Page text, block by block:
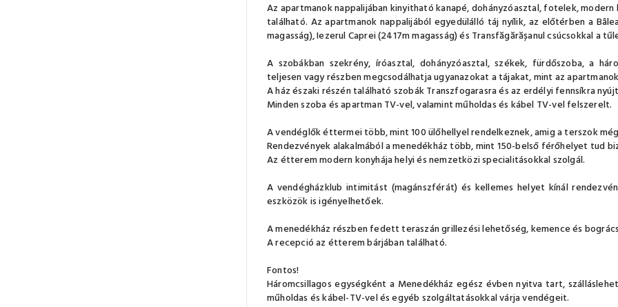
Az apartmanok nappalijában kinyitható kanapé, dohányzóasztal, fotelek,
található. Az apartmanok nappalijából egyedülálló táj nyílik, az előtérben a
magasság), Iezerul Caprei (2417m magasság) és Transfăgărășanul csúcsokkal a
A szobákban szekrény, íróasztal, dohányzóasztal, székek, fürdőszoba, a
teljesen vagy részben megcsodálhatja ugyanazokat a tájakat, mint az
A ház északi részén található szobák Transzfogarasra és az erdélyi fennsíkra
Minden szoba és apartman TV-vel, valamint műholdas és kábel TV-vel felszerelt.
A vendéglők éttermei több, mint 100 ülőhellyel rendelkeznek, amig a terszok
Rendezvények alakalmából a menedékház több, mint 150-belső férőhelyet tud
Az étterem modern konyhája helyi és nemzetközi specialitásokkal szolgál.
A vendégházklub intimitást (magánszférát) és kellemes helyet kínál
eszközök is igényelhetőek.
A menedékház részben fedett teraszán grillezési lehetőség, kemence és
A recepció az étterem bárjában található.
Fontos!
Háromcsillagos egységként a Menedékház egész évben nyitva tart,
műholdas és kábel-TV-vel és egyéb szolgáltatásokkal várja vendégeit.